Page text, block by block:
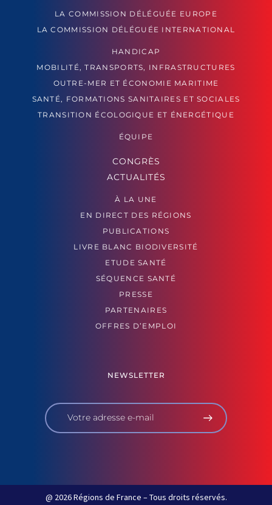
LA COMMISSION DÉLÉGUÉE EUROPE
LA COMMISSION DÉLÉGUÉE INTERNATIONAL
HANDICAP
MOBILITÉ, TRANSPORTS, INFRASTRUCTURES
OUTRE-MER ET ÉCONOMIE MARITIME
SANTÉ, FORMATIONS SANITAIRES ET SOCIALES
TRANSITION ÉCOLOGIQUE ET ÉNERGÉTIQUE
ÉQUIPE
CONGRÈS
ACTUALITÉS
À LA UNE
EN DIRECT DES RÉGIONS
PUBLICATIONS
LIVRE BLANC BIODIVERSITÉ
ETUDE SANTÉ
SÉQUENCE SANTÉ
PRESSE
PARTENAIRES
OFFRES D’EMPLOI
NEWSLETTER
@ 2026 Régions de France – Tous droits réservés.